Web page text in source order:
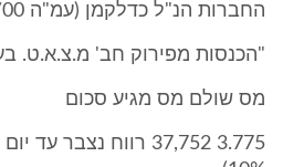
החברות הנ"ל כדלקמן (עמ"ה 138/00 ס' ג):
"הכנסות מפירוק חב' מ.צ.א.ט.
מס שולם מס מגיע סכום
3.775 37,752 רווח